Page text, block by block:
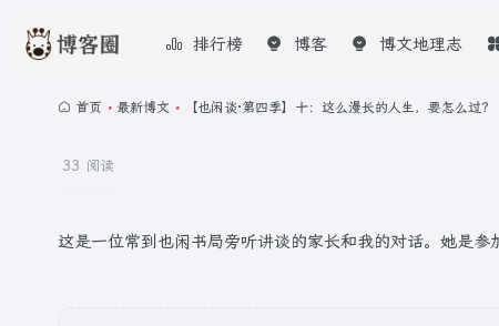
排行榜 博客 博文地理志
首页 • 最新博文 • 【也闲谈·第四季】十：这么漫长的人生，要怎么过？
33 阅读
这是一位常到也闲书局旁听讲谈的家长和我的对话。她是